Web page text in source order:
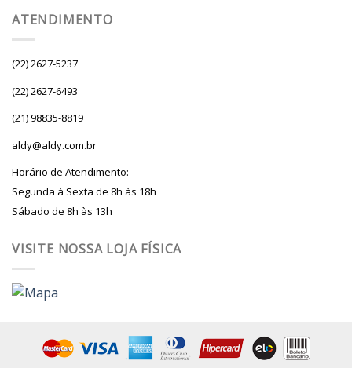
ATENDIMENTO
(22) 2627-5237
(22) 2627-6493
(21) 98835-8819
aldy@aldy.com.br
Horário de Atendimento:
Segunda à Sexta de 8h às 18h
Sábado de 8h às 13h
VISITE NOSSA LOJA FÍSICA